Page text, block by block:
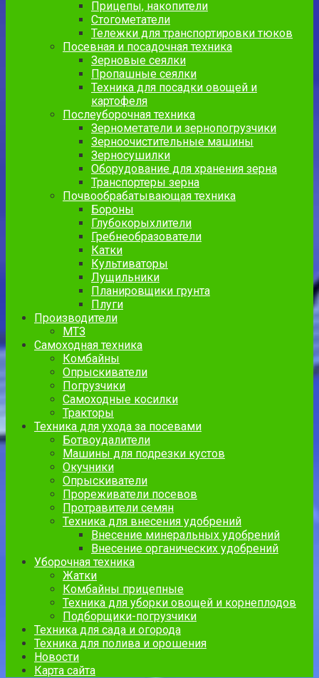
Прицепы, накопители
Стогометатели
Тележки для транспортировки тюков
Посевная и посадочная техника
Зерновые сеялки
Пропашные сеялки
Техника для посадки овощей и
картофеля
Послеуборочная техника
Зернометатели и зернопогрузчики
Зерноочистительные машины
Зерносушилки
Оборудование для хранения зерна
Транспортеры зерна
Почвообрабатывающая техника
Бороны
Глубокорыхлители
Гребнеобразователи
Катки
Культиваторы
Лущильники
Планировщики грунта
Плуги
Производители
МТЗ
Самоходная техника
Комбайны
Опрыскиватели
Погрузчики
Самоходные косилки
Тракторы
Техника для ухода за посевами
Ботвоудалители
Машины для подрезки кустов
Окучники
Опрыскиватели
Прореживатели посевов
Протравители семян
Техника для внесения удобрений
Внесение минеральных удобрений
Внесение органических удобрений
Уборочная техника
Жатки
Комбайны прицепные
Техника для уборки овощей и корнеплодов
Подборщики-погрузчики
Техника для сада и огорода
Техника для полива и орошения
Новости
Карта сайта